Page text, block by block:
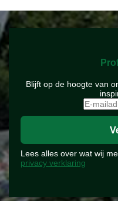
Blijft op de hoogte van
Lees alles over wat wij
privacy verklaring